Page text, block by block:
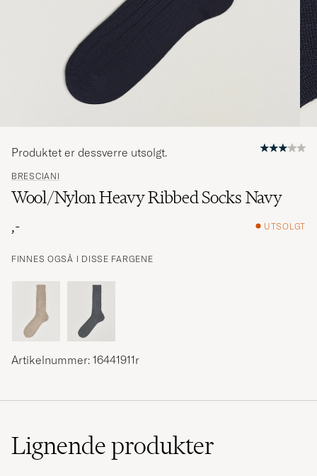
BRESCIANI
Wool/Nylon Heavy Ribbed Socks Navy
,-
UTSOLGT
FINNES OGSÅ I DISSE FARGENE
Produktet er dessverre utsolgt.
Artikelnummer: 16441911r
Lignendeprodukter